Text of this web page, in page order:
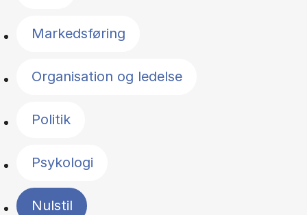
Markedsføring
Organisation og ledelse
Politik
Psykologi
Nulstil